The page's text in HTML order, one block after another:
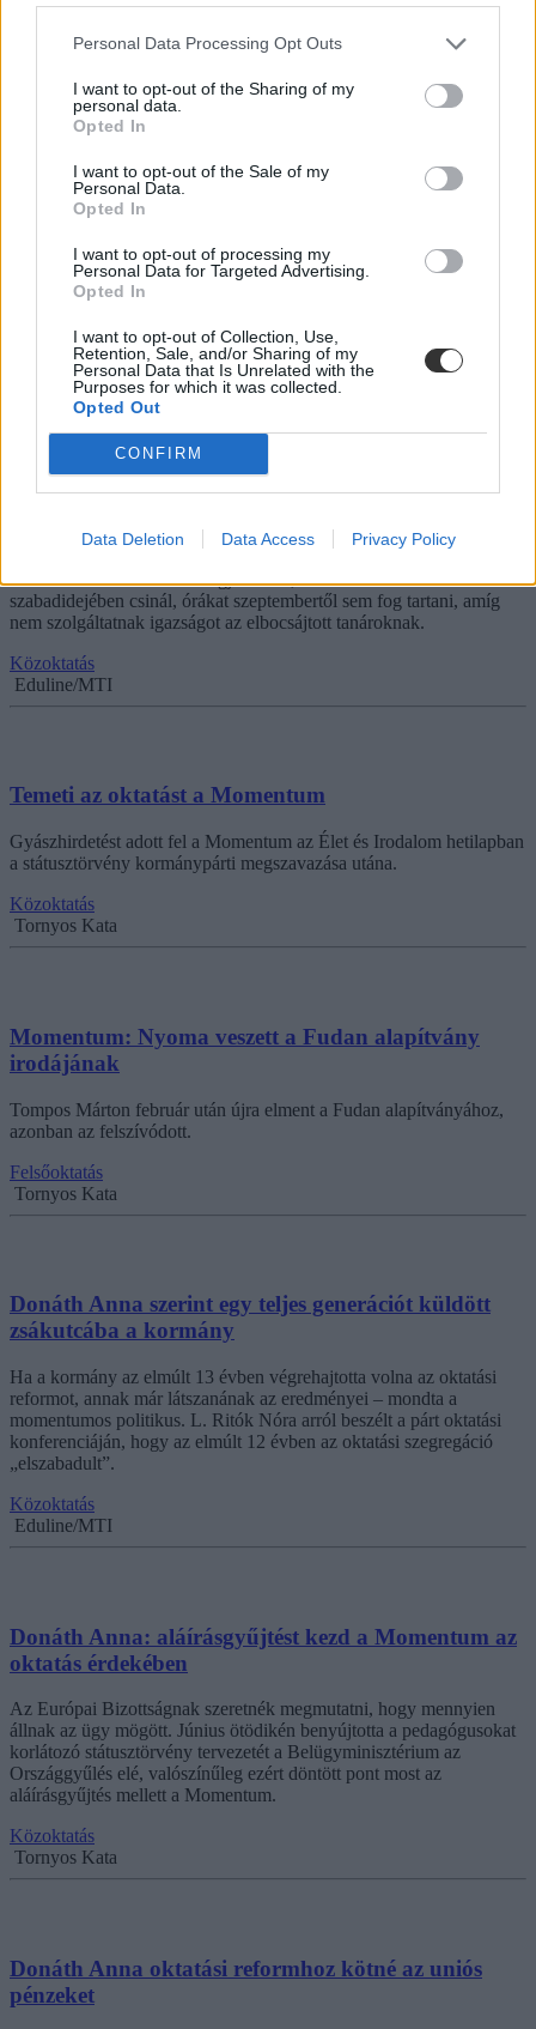
Personal Data Processing Opt Outs
I want to opt-out of the Sharing of my
personal data.
Opted In
I want to opt-out of the Sale of my
Personal Data.
Opted In
I want to opt-out of processing my
Personal Data for Targeted Advertising.
Opted In
I want to opt-out of Collection, Use,
Retention, Sale, and/or Sharing of my
Personal Data that Is Unrelated with the
Purposes for which it was collected.
Opted Out
CONFIRM
Data Deletion Data Access Privacy Policy
posztban írta le véleményét.
Közoktatás
Gál Luca
Ingatlanjai sincsenek, mégis hatmilliárd forintot
kapott a Fudan Egyetem alapítványa
Tompos Márton Facebook videóban mutatta be, mik derültek ki a
Felsőoktatás
Gál Luca
csak azokat a feladatokat fogja ellátni, amiket a többi tanár is a
szabadidejében csinál, órákat szeptembertől sem fog tartani, amíg
nem szolgáltatnak igazságot az elbocsájtott tanároknak.
Közoktatás
Eduline/MTI
Temeti az oktatást a Momentum
Gyászhirdetést adott fel a Momentum az Élet és Irodalom hetilapban
a státusztörvény kormánypárti megszavazása utána.
Közoktatás
Tornyos Kata
Momentum: Nyoma veszett a Fudan alapítvány
irodájának
Tompos Márton február után újra elment a Fudan alapítványához,
azonban az felszívódott.
Felsőoktatás
Tornyos Kata
Donáth Anna szerint egy teljes generációt küldött
zsákutcába a kormány
Ha a kormány az elmúlt 13 évben végrehajtotta volna az oktatási
reformot, annak már látszanának az eredményei – mondta a
momentumos politikus. L. Ritók Nóra arról beszélt a párt oktatási
konferenciáján, hogy az elmúlt 12 évben az oktatási szegregáció
„elszabadult”.
Közoktatás
Eduline/MTI
Donáth Anna: aláírásgyűjtést kezd a Momentum az
oktatás érdekében
Az Európai Bizottságnak szeretnék megmutatni, hogy mennyien
állnak az ügy mögött. Június ötödikén benyújtotta a pedagógusokat
korlátozó státusztörvény tervezetét a Belügyminisztérium az
Országgyűlés elé, valószínűleg ezért döntött pont most az
aláírásgyűjtés mellett a Momentum.
Közoktatás
Tornyos Kata
Donáth Anna oktatási reformhoz kötné az uniós
pénzeket